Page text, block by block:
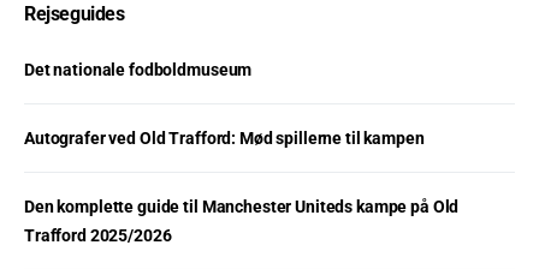
Rejseguides
Det nationale fodboldmuseum
Autografer ved Old Trafford: Mød spillerne til kampen
Den komplette guide til Manchester Uniteds kampe på Old
Trafford 2025/2026